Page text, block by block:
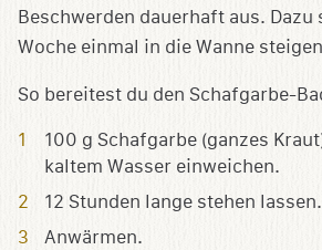
Beschwerden dauerhaft aus.
Woche einmal in die Wanne
So bereitest du den Schafgarbe-
100 g Schafgarbe (ganzes
kaltem Wasser einweichen.
12 Stunden lange stehen lassen.
Anwärmen.